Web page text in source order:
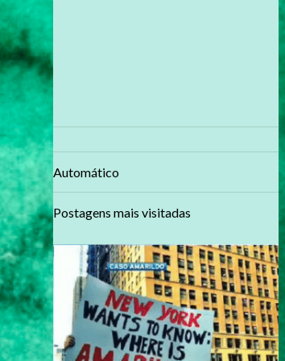
Automático
Postagens mais visitadas